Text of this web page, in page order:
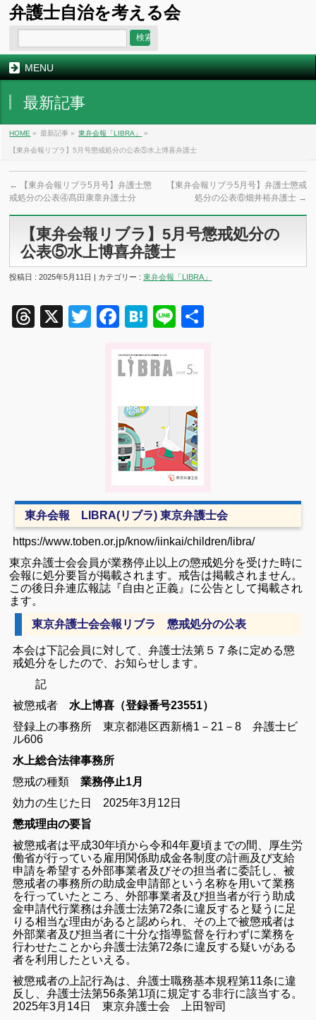
弁護士自治を考える会
MENU
最新記事
HOME » 最新記事 » 東弁会報「LIBRA」 »
【東弁会報リブラ】5月号懲戒処分の公表⑤水上博喜弁護士
←
【東弁会報リブラ5月号】弁護士懲
戒処分の公表④髙田康章弁護士分
【東弁会報リブラ5月号】弁護士懲戒
処分の公表⑥畑井裕弁護士 →
【東弁会報リブラ】5月号懲戒処分の
公表⑤水上博喜弁護士
投稿日 : 2025年5月11日 | カテゴリー :東弁会報「LIBRA」
Threads
X TwitterFacebook
Hatena
Line
東弁会報 LIBRA(リブラ) 東京弁護士会
https://www.toben.or.jp/know/iinkai/children/libra/
東京弁護士会会員が業務停止以上の懲戒処分を受けた時に
会報に処分要旨が掲載されます。戒告は掲載されません。
この後日弁連広報誌『自由と正義』に公告として掲載され
ます。
東京弁護士会会報リブラ 懲戒処分の公表
本会は下記会員に対して、弁護士法第５７条に定める懲
戒処分をしたので、お知らせします。
記
被懲戒者 水上博喜（登録番号23551）
登録上の事務所 東京都港区西新橋1－21－8 弁護士ビ
ル606
水上総合法律事務所
懲戒の種類業務停止1月
効力の生じた日 2025年3月12日
懲戒理由の要旨
被懲戒者は平成30年頃から令和4年夏頃までの間、厚生労
働省が行っている雇用関係助成金各制度の計画及び支給
申請を希望する外部事業者及びその担当者に委託し、被
懲戒者の事務所の助成金申請部という名称を用いて業務
を行っていたところ、外部事業者及び担当者が行う助成
金申請代行業務は弁護士法第72条に違反すると疑うに足
りる相当な理由があると認められ、その上で被懲戒者は
外部業者及び担当者に十分な指導監督を行わずに業務を
行わせたことから弁護士法第72条に違反する疑いがある
者を利用したといえる。
被懲戒者の上記行為は、弁護士職務基本規程第11条に違
反し、弁護士法第56条第1項に規定する非行に該当する。
2025年3月14日 東京弁護士会 上田智司